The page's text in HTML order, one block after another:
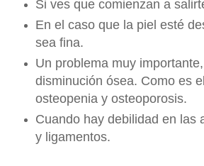
Si ves que comienzan a
En el caso que la piel esté
sea fina.
Un problema muy
disminución ósea. Como es
osteopenia y osteoporosis.
Cuando hay debilidad en las
y ligamentos.